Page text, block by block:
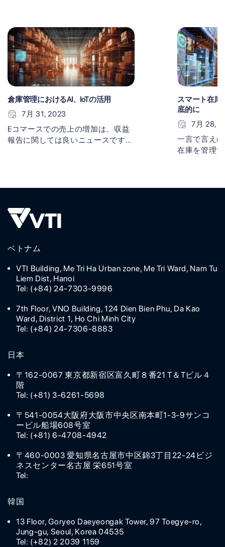
倉庫管理におけるAI、IoTの活用
7月 31, 2023
Eコマースでの売上の増加は、収益
報告に関しては良いニュースです
[...]
スマート在庫
底的に
7月 28,
一言で言え
在庫を管理
ベトナム
VTI Building, Me Tri Ha Urban zone, Me Tri Ward, Nam Tu
Liem Dist, Hanoi
Tel: (+84) 24-7303-9996
7th Floor, VNO Building, 124 Dien Bien Phu, Da Kao
Ward, District 1, Ho Chi Minh City
Tel: (+84) 24-7306-8883
日本
〒162-0067 東京都新宿区富久町８番21 T＆Tビル４
階
Tel: (+81) 3-6261-5698
〒541-0054大阪府大阪市中央区南本町1-3-9サンコ
ービル船場608号室
Tel: (+81) 6-4708-4942
〒460-0003 愛知県名古屋市中区錦3丁目22-24ビジ
ネスセンター名古屋 栄651号室
Tel:
韓国
13 Floor, Goryeo Daeyeongak Tower, 97 Toegye-ro,
Jung-gu, Seoul, Korea 04535
Tel: (+82) 2 2039 1159